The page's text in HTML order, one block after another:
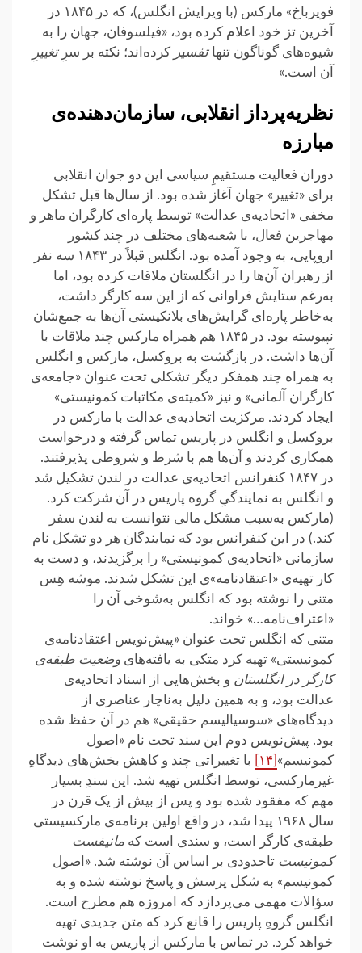
فویرباخ» مارکس (با ویرایش انگلس)، که در ۱۸۴۵ در
آخرین تز خود اعلام کرده بود، «فیلسوفان، جهان را به
شیوه‌های گوناگون تنهاتفسیر کرده‌اند؛ نکته بر سرِتغییرِ
آن است.»
نظریه‌پرداز انقلابی، سازما‌ن‌دهنده‌ی
مبارزه
دوران فعالیت مستقیمِ سیاسی این دو جوان انقلابی
برای «تغییر» جهان آغاز شده بود. از سال‌ها قبل تشکل
مخفی «اتحادیه‌ی عدالت» توسط پاره‌ای کارگران ماهر و
مهاجرین فعال، با شعبه‌های مختلف در چند کشور
اروپایی، به وجود آمده بود. انگلس قبلاً در ۱۸۴۳ سه نفر
از رهبران آن‌ها را در انگلستان ملاقات کرده بود، اما
به‌رغم ستایش فراوانی که از این سه کارگر داشت،
به‌خاطر پاره‌ای گرایش‌های بلانکیستی آن‌ها به جمع‌شان
نپیوسته بود. در ۱۸۴۵ هم همراه مارکس چند ملاقات با
آن‌ها داشت. در بازگشت به بروکسل، مارکس و انگلس
به همراه چند همفکر دیگر تشکلی تحت عنوان «جامعه‌ی
کارگران آلمانی» و نیز «کمیته‌ی مکاتبات کمونیستی»
ایجاد کردند. مرکزیت اتحادیه‌ی عدالت با مارکس در
بروکسل و انگلس در پاریس تماس گرفته و درخواست
همکاری کردند و آن‌ها هم با شرط و شروطی پذیرفتند.
در ۱۸۴۷ کنفرانس اتحادیه‌ی عدالت در لندن تشکیل شد
و انگلس به نمایندگیِ گروه پاریس در آن شرکت کرد.
(مارکس به‌سبب مشکل مالی نتوانست به لندن سفر
کند.) در این کنفرانس بود که نمایندگان هر دو تشکل نام
سازمانی «اتحادیه‌ی کمونیستی» را برگزیدند، و دست به
کار تهیه‌ی «اعتقادنامه»ی این تشکل شدند. موشه هِس
متنی را نوشته بود که انگلس به‌شوخی آن را
«اعتراف‌نامه…» خواند.
متنی که انگلس تحت عنوان «پیش‌نویس اعتقادنامه‌ی
کمونیستی» تهیه کرد متکی به یافته‌های وضعیت طبقه‌ی
کارگر در انگلستان و بخش‌هایی از اسناد اتحادیه‌ی
عدالت بود، و به همین دلیل به‌ناچار عناصری از
دیدگاه‌های «سوسیالیسم حقیقی» هم در آن حفظ شده
بود. پیش‌نویس دوم این سند تحت نام «اصول
کمونیسم»
با تغییراتی چند و کاهش بخش‌های دیدگاهِ
غیرمارکسی، توسط انگلس تهیه شد. این سندِ بسیار
مهم که مفقود شده بود و پس از بیش از یک قرن در
سال ۱۹۶۸ پیدا شد، در واقع اولین برنامه‌ی مارکسیستی
طبقه‌ی کارگر است، و سندی است که مانیفست
کمونیست تاحدودی بر اساس آن نوشته شد. «اصول
کمونیسم» به شکل پرسش و پاسخ نوشته شده و به
سؤالات مهمی می‌پردازد که امروزه هم مطرح است.
انگلس گروهِ پاریس را قانع کرد که متن جدیدی تهیه
خواهد کرد. در تماس با مارکس از پاریس به او نوشت